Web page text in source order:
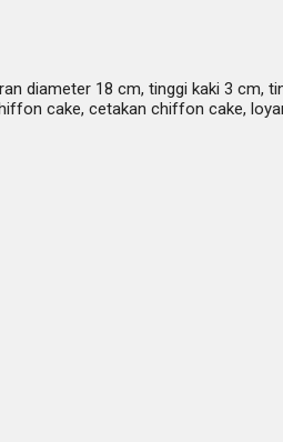
diameter 18 cm, tinggi kaki 3
cake, cetakan chiffon cake,